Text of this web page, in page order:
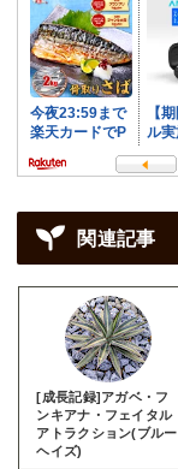
関連記事
[成長記録]アガベ・フ
ンキアナ・フェイタル
アトラクション(ブルー
ヘイズ)